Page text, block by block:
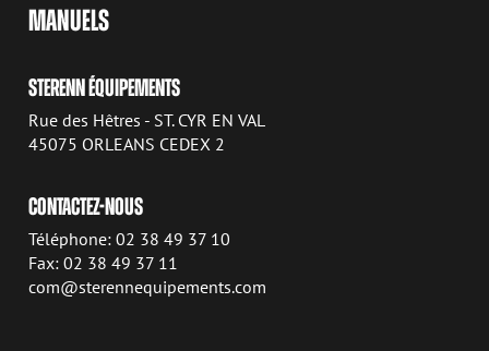
MANUELS
STERENN ÉQUIPEMENTS
Rue des Hêtres - ST. CYR EN VAL
45075 ORLEANS CEDEX 2
CONTACTEZ-NOUS
Téléphone: 02 38 49 37 10
Fax: 02 38 49 37 11
com@sterennequipements.com